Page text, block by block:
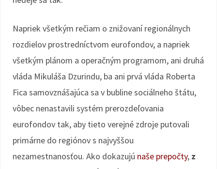
Napriek všetkým rečiam o znižovaní regionálnych
rozdielov prostredníctvom eurofondov, a napriek
všetkým plánom a operačným programom, ani druhá
vláda Mikuláša Dzurindu, ba ani prvá vláda Roberta
Fica samovznášajúca sa v bubline sociálneho štátu,
vôbec nenastavili systém prerozdeľovania
eurofondov tak, aby tieto verejné zdroje putovali
primárne do regiónov s najvyššou
nezamestnanosťou. Ako dokazujú naše prepočty, z